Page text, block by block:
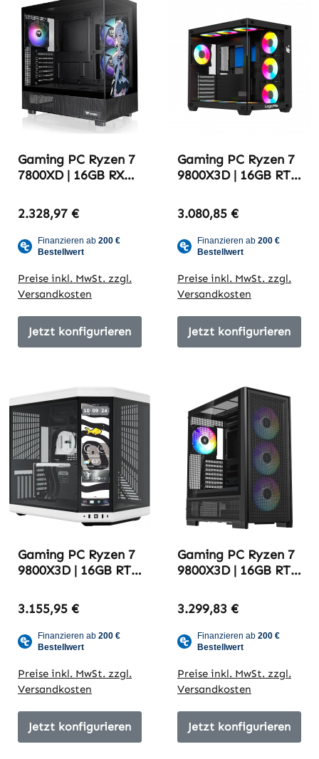
Gaming PC Ryzen 7
7800XD | 16GB RX
DDR5-6000 |
Thermaltake
Blackbuild
2.328,97 €
Preise inkl. MwSt. zzgl.
Versandkosten
Jetzt konfigurieren
Gaming PC Ryzen 7
9800X3D | 16GB RTX
DDR5-6000 |
Try2709_yt 2,6K
Edition
3.080,85 €
Preise inkl. MwSt. zzgl.
Versandkosten
Jetzt konfigurieren
Gaming PC Ryzen 7
9800X3D | 16GB RTX
DDR5-6000 |
Black/White Edition
3.155,95 €
Preise inkl. MwSt. zzgl.
Versandkosten
Jetzt konfigurieren
Gaming PC Ryzen 7
9800X3D | 16GB RTX
6000
3.299,83 €
Preise inkl. MwSt. zzgl.
Versandkosten
Jetzt konfigurieren